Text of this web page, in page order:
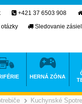
Kuchynské
+421 37 6503 908
Sledovanie
HERNÁ ZÓNA